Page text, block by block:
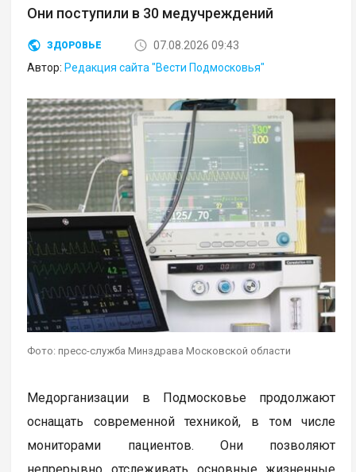
Они поступили в 30 медучреждений
ЗДОРОВЬЕ
07.08.2026 09:43
Автор:Редакция сайта "Вести Подмосковья"
Фото: пресс-служба Минздрава Московской области
Медорганизации в Подмосковье продолжают
оснащать современной техникой, в том числе
мониторами пациентов. Они позволяют
непрерывно отслеживать основные жизненные